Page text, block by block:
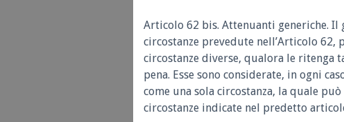
Articolo 62 bis. Attenuanti generiche.
circostanze prevedute nell’Articolo
circostanze diverse, qualora le
pena. Esse sono considerate, in ogni
come una sola circostanza, la quale
circostanze indicate nel predetto